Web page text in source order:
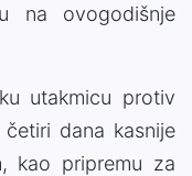
na ovogodišnje
utakmicu protiv
dana kasnije
kao pripremu za